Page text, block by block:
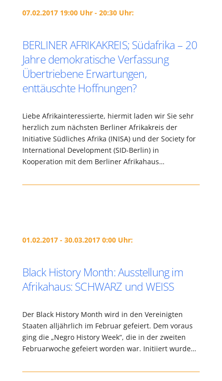
07.02.2017 19:00 Uhr - 20:30 Uhr:
BERLINER AFRIKAKREIS; Südafrika – 20
Jahre demokratische Verfassung
Übertriebene Erwartungen,
enttäuschte Hoffnungen?
Liebe Afrikainteressierte, hiermit laden wir Sie sehr
herzlich zum nächsten Berliner Afrikakreis der
Initiative Südliches Afrika (INISA) und der Society for
International Development (SID-Berlin) in
Kooperation mit dem Berliner Afrikahaus…
01.02.2017 - 30.03.2017 0:00 Uhr:
Black History Month: Ausstellung im
Afrikahaus: SCHWARZ und WEISS
Der Black History Month wird in den Vereinigten
Staaten alljährlich im Februar gefeiert. Dem voraus
ging die „Negro History Week“, die in der zweiten
Februarwoche gefeiert worden war. Initiiert wurde…